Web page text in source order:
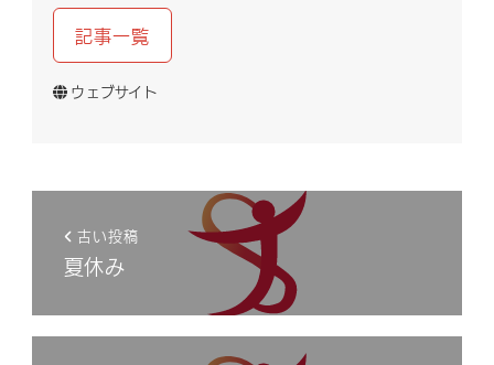
記事一覧
ウェブサイト
古い投稿
夏休み